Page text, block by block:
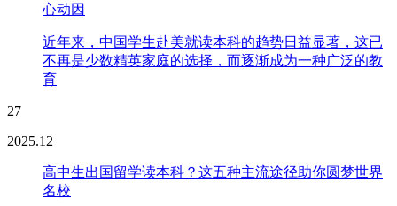
心动因
近年来，中国学生赴美就读本科的趋势日益显著，这已
不再是少数精英家庭的选择，而逐渐成为一种广泛的教
育
27
2025.12
高中生出国留学读本科？这五种主流途径助你圆梦世界
名校